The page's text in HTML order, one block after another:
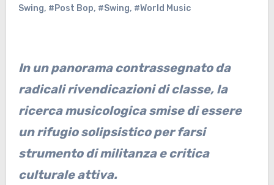
Swing, #Post Bop, #Swing, #World Music
In un panorama contrassegnato da
radicali rivendicazioni di classe, la
ricerca musicologica smise di essere
un rifugio solipsistico per farsi
strumento di militanza e critica
culturale attiva.